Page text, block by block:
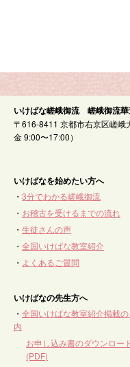
いけばな嵯峨御流 嵯峨御流
〒616-8411 京都市右京区嵯
金 9:00〜17:00）
いけばなを始めたい方へ
・ 3分でわかる嵯峨御流
・ お稽古を受けるまでの流れ
・ 生徒さんの声
・ 全国いけばな教室紹介
・ よくあるご質問
いけばなの先生方へ
・ 全国いけばな教室紹介掲載
内
お申し込み書のダウンロー
(PDF)